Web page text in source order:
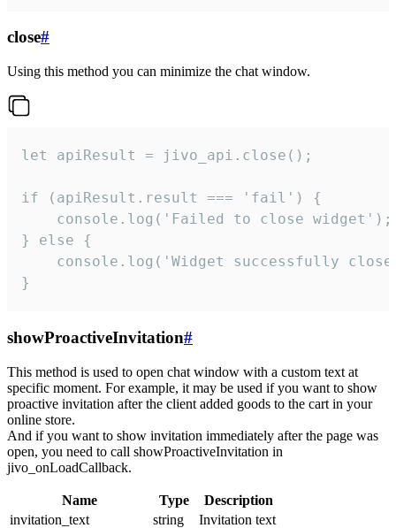
close#
Using this method you can minimize the chat window.
let apiResult = jivo_api.close();
if (apiResult.result === 'fail') {
    console.log('Failed to close widget');
} else {
console.log('Widget successfully
}
showProactiveInvitation#
This method is used to open chat window with a custom text at
specific moment. For example, it may be used if you want to show
proactive invitation after the client added goods to the cart in your
online store.
And if you want to show invitation immediately after the page was
open, you need to call showProactiveInvitation in
jivo_onLoadCallback.
Name Type
Description
invitation_text
string
Invitation text